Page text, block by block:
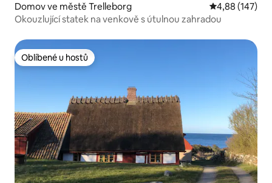
Domov ve městě Trelleborg Průměrné
4,88 (147)
Okouzlující statek na venkově s útulnou zahradou
Oblíbené u hostů
Oblíbené u hostů